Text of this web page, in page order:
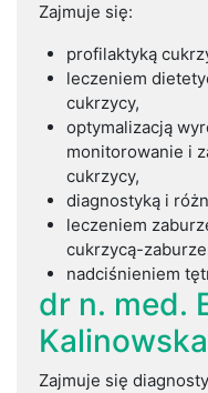
Zajmuje się:
profilaktyką
leczeniem
cukrzycy,
optymalizacją
monitorowanie i
cukrzycy,
diagnostyką i
leczeniem
cukrzycą-
nadciśnieniem
dr n. med.
Kalinowska
Zajmuje się